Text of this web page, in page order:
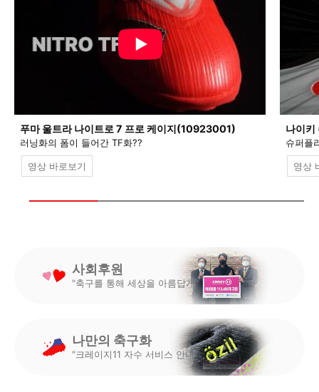
푸마 울트라 나이트로 7 프로 케이지(10923001)
러닝화의 폼이 들어간 TF화??
영상 바로보기
나이
슈퍼플
영상
사회후원
"축구를 통해 세상을 아름답게"
나만의 축구화
"크레이지11 자수 서비스 안내"